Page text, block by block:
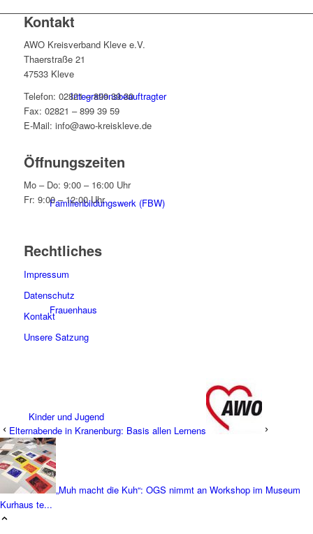
Integrationsbeauftragter
Familienbildungswerk (FBW)
Frauenhaus
Kinder und Jugend
Kontakt
AWO Kreisverband Kleve e.V.
Thaerstraße 21
47533 Kleve
Telefon: 02821 – 899 39 30
Fax: 02821 – 899 39 59
E-Mail: info@awo-kreiskleve.de
Öffnungszeiten
Mo – Do: 9:00 – 16:00 Uhr
Fr: 9:00 – 12:00 Uhr
Rechtliches
Impressum
Datenschutz
Kontakt
Unsere Satzung
Elternabende in Kranenburg: Basis allen Lernens
„Muh macht die Kuh“: OGS nimmt an Workshop im Museum
Kurhaus te...